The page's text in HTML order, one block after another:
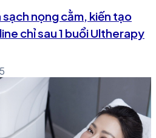
sạch nọng cằm, kiến tạo
chỉ sau 1 buổi Ultherapy